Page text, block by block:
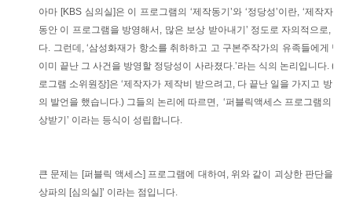
아마 [KBS 심의실]은 이 프로그램의 ‘제작동기’와 ‘정당성’이란, ‘제작자나
동안 이 프로그램을 방영해서, 많은 보상 받아내기’ 정도로 자의적으로, 천
다. 그런데, ‘삼성화재가 항소를 취하하고 고 구본주작가의 유족들에게 넉
이미 끝난 그 사건을 방영할 정당성이 사라졌다.’라는 식의 논리입니다. (실
로그램 소위원장]은 ‘제작자가 제작비 받으려고, 다 끝난 일을 가지고 방영
의 발언을 했습니다.) 그들의 논리에 따르면, ‘퍼블릭액세스 프로그램의 정
상받기’ 이라는 등식이 성립합니다.
큰 문제는 [퍼블릭 액세스] 프로그램에 대하여, 위와 같이 괴상한 판단을 한
상파의 [심의실]’ 이라는 점입니다.